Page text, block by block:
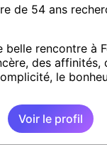
de 54 ans
belle rencontre à
des affinités,
le
Voir le profil